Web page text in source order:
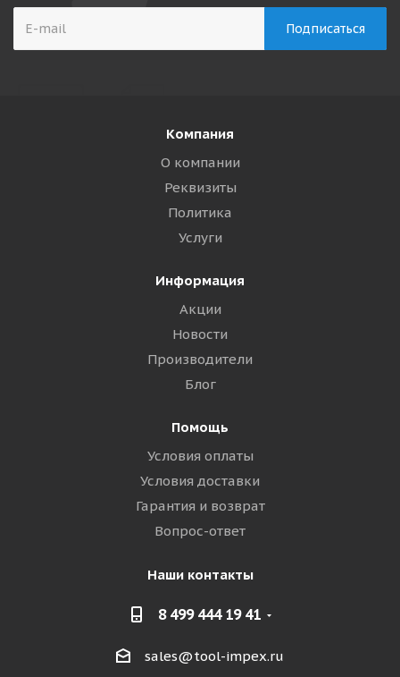
Компания
О компании
Реквизиты
Политика
Услуги
Информация
Акции
Новости
Производители
Блог
Помощь
Условия оплаты
Условия доставки
Гарантия и возврат
Вопрос-ответ
Наши контакты
8 499 444 19 41
sales@tool-impex.ru